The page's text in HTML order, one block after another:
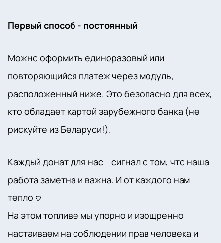
Первый способ - постоянный
Можно оформить единоразовый или
повторяющийся платеж через модуль,
расположенный ниже. Это безопасно для всех,
кто обладает картой зарубежного банка (не
рискуйте из Беларуси!).
Каждый донат для нас – сигнал о том, что наша
работа заметна и важна. И от каждого нам
тепло <3
На этом топливе мы упорно и изощренно
настаиваем на соблюдении прав человека и